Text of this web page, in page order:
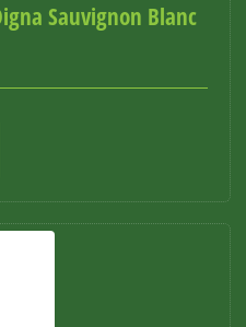
Sauvignon Blanc